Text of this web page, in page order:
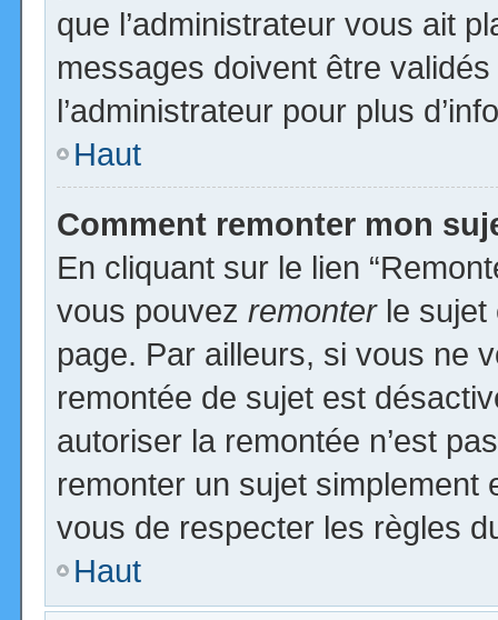
que l’administrateur vous ait
messages doivent être
l’administrateur pour plus
Haut
Comment remonter mon
En cliquant sur le lien
vous pouvez remonterle sujet
page. Par ailleurs, si vous ne
remontée de sujet est
autoriser la remontée n’est
remonter un sujet
vous de respecter les règles
Haut